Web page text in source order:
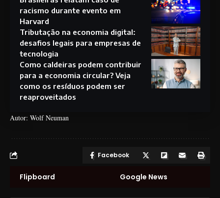
racismo durante evento em
Harvard
Tributação na economia digital:
desafios legais para empresas de
tecnologia
Como caldeiras podem contribuir
para a economia circular? Veja
como os resíduos podem ser
reaproveitados
Autor: Wolf Neuman
Facebook
Flipboard Google News